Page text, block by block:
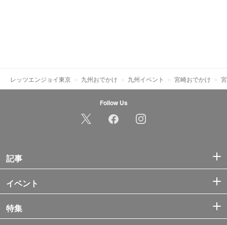
レッツエンジョイ東京 九州おでかけ 九州イベント 宮崎おでかけ
Follow Us
記事
イベント
特集